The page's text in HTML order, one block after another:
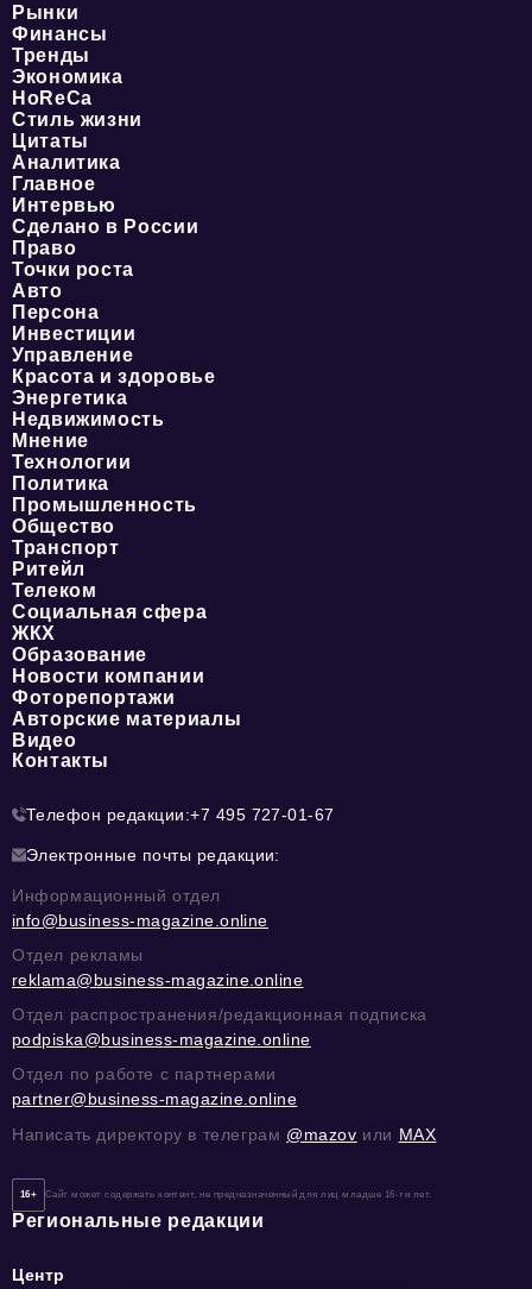
Рынки
Финансы
Тренды
Экономика
HoReCa
Стиль жизни
Цитаты
Аналитика
Главное
Интервью
Сделано в России
Право
Точки роста
Авто
Персона
Инвестиции
Управление
Красота и здоровье
Энергетика
Недвижимость
Мнение
Технологии
Политика
Промышленность
Общество
Транспорт
Ритейл
Телеком
Социальная сфера
ЖКХ
Образование
Новости компании
Фоторепортажи
Авторские материалы
Видео
Контакты
Телефон редакции:+7 495 727-01-67
Электронные почты редакции:
Информационный отдел
info@business-magazine.online
Отдел рекламы
reklama@business-magazine.online
Отдел распространения/редакционная подписка
podpiska@business-magazine.online
Отдел по работе с партнерами
partner@business-magazine.online
Написать директору в телеграм @mazov или MAX
16+ Сайт может содержать контент, не предназначенный для лиц младше 16-ти лет.
Региональные редакции
Центр